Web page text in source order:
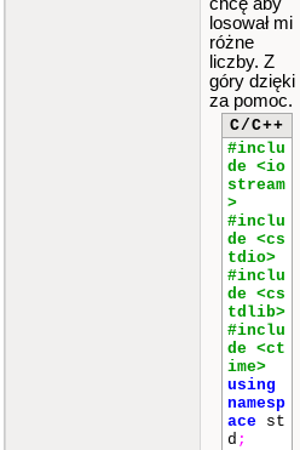
losował mi
różne
liczby. Z
góry dzięki
za pomoc.
C/C++
#inclu
de <io
stream
>
#inclu
de <cs
tdio>
#inclu
de <cs
tdlib>
#inclu
de <ct
ime>
using
namesp
ace st
d ;